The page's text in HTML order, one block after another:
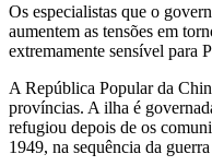
Os especialistas que o
aumentem as tensões em
extremamente sensível para
A República Popular da
províncias. A ilha é
refugiou depois de os
1949, na sequência da